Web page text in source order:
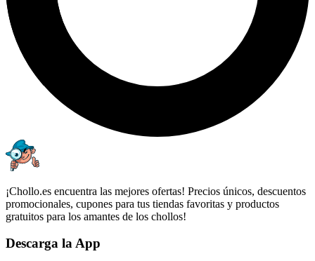
¡Chollo.es encuentra las mejores ofertas! Precios únicos, descuentos
promocionales, cupones para tus tiendas favoritas y productos
gratuitos para los amantes de los chollos!
Descarga la App